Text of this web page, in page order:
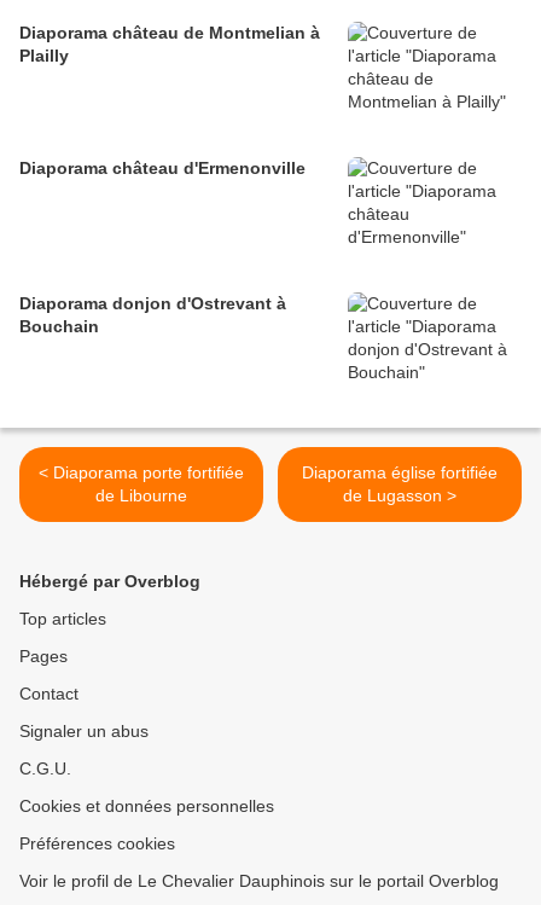
Diaporama château de Montmelian à
Plailly
Diaporama château d'Ermenonville
Diaporama donjon d'Ostrevant à
Bouchain
< Diaporama porte fortifiée
de Libourne
Diaporama église fortifiée
de Lugasson >
Hébergé par Overblog
Top articles
Pages
Contact
Signaler un abus
C.G.U.
Cookies et données personnelles
Préférences cookies
Voir le profil de Le Chevalier Dauphinois sur le portail Overblog